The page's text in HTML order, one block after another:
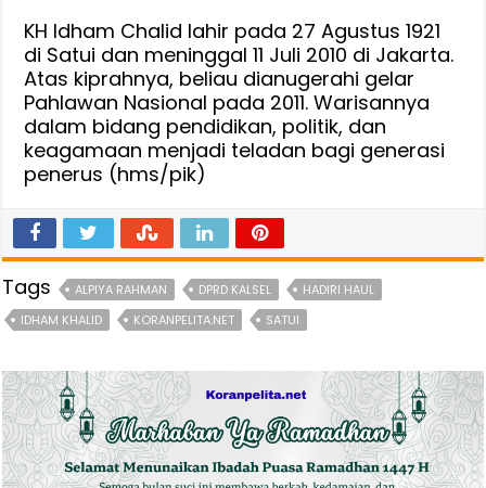
KH Idham Chalid lahir pada 27 Agustus 1921
di Satui dan meninggal 11 Juli 2010 di Jakarta.
Atas kiprahnya, beliau dianugerahi gelar
Pahlawan Nasional pada 2011. Warisannya
dalam bidang pendidikan, politik, dan
keagamaan menjadi teladan bagi generasi
penerus (hms/pik)
Tags ALPIYA RAHMAN DPRD KALSEL
HADIRI HAUL
IDHAM KHALID
KORANPELITA.NET SATUI